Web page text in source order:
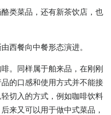
类菜品，还有新茶饮店，也
西餐向中餐形态演进。
。同样属于舶来品，在刚刚
的口感和使用方式并不能接
切入的方式，例如咖啡饮料
来又可以用于做中式菜品，